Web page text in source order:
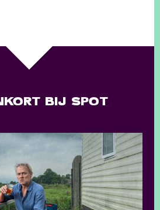
BIJ SPOT